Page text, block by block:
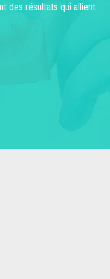
des résultats qui allient